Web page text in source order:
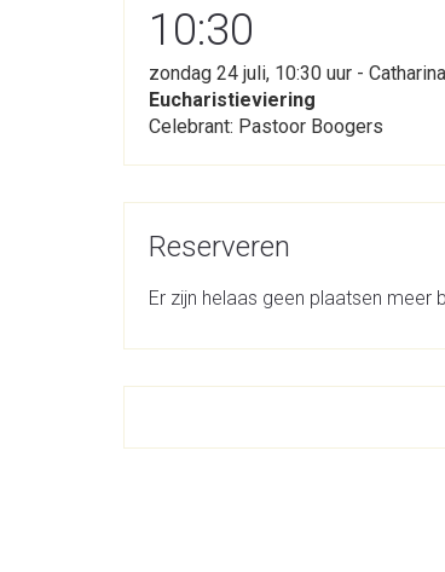
10:30
zondag 24 juli, 10:30 uur - Catharina
Eucharistieviering
Celebrant: Pastoor Boogers
Reserveren
Er zijn helaas geen plaatsen meer